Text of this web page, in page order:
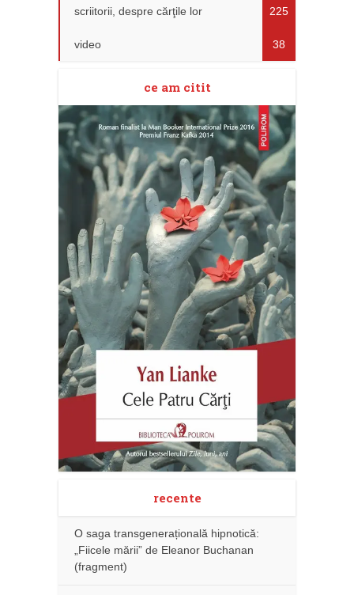
scriitorii, despre cărţile lor 225
video 38
ce am citit
recente
O saga transgenerațională hipnotică:
„Fiicele mării” de Eleanor Buchanan
(fragment)